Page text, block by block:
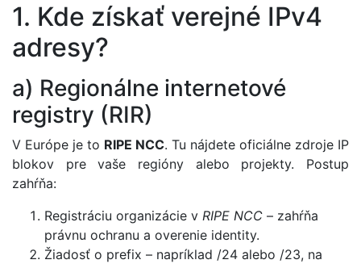
1. Kde získať verejné IPv4
adresy?
a) Regionálne internetové
registry (RIR)
V Európe je to RIPE NCC. Tu nájdete oficiálne zdroje IP
blokov pre vaše regióny alebo projekty. Postup
zahŕňa:
Registráciu organizácie v RIPE NCC – zahŕňa
právnu ochranu a overenie identity.
Žiadosť o prefix – napríklad /24 alebo /23, na